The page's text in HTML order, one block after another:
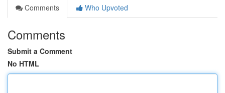
Comments
Who Upvoted
Comments
Submit a Comment
No HTML